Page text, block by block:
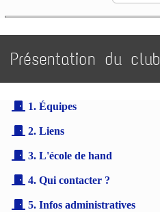
Présentation du club
1. Équipes
2. Liens
3. L'école de hand
4. Qui contacter ?
5. Infos administratives